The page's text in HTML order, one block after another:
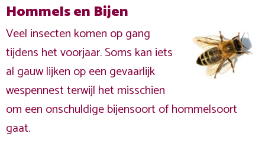
Hommels en Bijen
Veel insecten komen op gang
tijdens het voorjaar. Soms kan iets
al gauw lijken op een gevaarlijk
wespennest terwijl het misschien
om een onschuldige bijensoort of hommelsoort
gaat.